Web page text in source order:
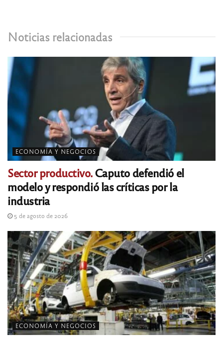
Noticias relacionadas
ECONOMÍA Y NEGOCIOS
Sector productivo.Caputo defendió el
modelo y respondió las críticas por la
industria
5 de agosto de 2026
ECONOMÍA Y NEGOCIOS